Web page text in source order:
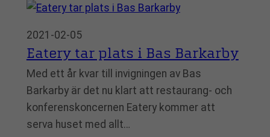
2021-02-05
Eatery tar plats i Bas Barkarby
Med ett år kvar till invigningen av Bas
Barkarby är det nu klart att restaurang- och
konferenskoncernen Eatery kommer att
serva huset med allt…